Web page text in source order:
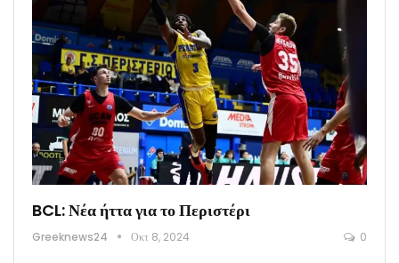
BCL: Νέα ήττα για το Περιστέρι
Greeknews24 Οκτ 8, 2024 0